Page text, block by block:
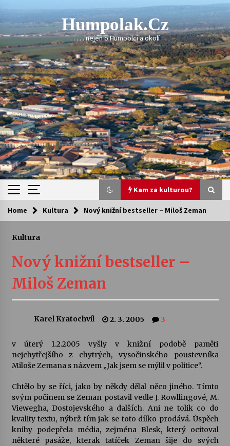
content
Humpolak.cz
. . . . . nejen o Humpolci a okolí
Kam za kulturou?
Kam za kulturou?
Sukuba Ensemble
4. 8. 2026
kapkou
30. 7. 2026
Veselí muzikanti
30. 7. 2026
Pozvánka na integrační festival Quijotova
šedesátka: 28. 7.–1. 8. 2026
28. 7. 2026
Letní koncerty ve Stromovce: Kolchoz a
Jenakaši
Home Kultura Nový knižní bestseller – Miloš Zeman
Kultura
Nový knižní bestseller –
Miloš Zeman
Karel Kratochvíl 2. 3. 2005 3
v úterý 1.2.2005 vyšly v knižní podobě paměti
nejchytřejšího z chytrých, vysočinského poustevníka
Miloše Zemana s názvem „Jak jsem se mýlil v politice“.
Chtělo by se říci, jako by někdy dělal něco jiného. Tímto
svým počinem se Zeman postavil vedle J. Rowllingové, M.
Viewegha, Dostojevského a dalších. Ani ne tolik co do
kvality textu, nýbrž tím jak se toto dílko prodává. Úspěch
knihy podepřela média, zejména Blesk, který ocitoval
některé pasáže, kterak tatíček Zeman šije do svých